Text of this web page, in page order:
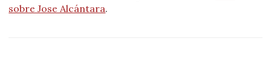
sobre Jose Alcántara.